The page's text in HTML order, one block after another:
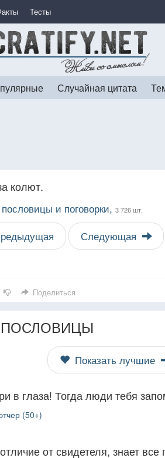
Тесты
Случайная цитата
колют.
и поговорки, 3 726 шт.
Следующая
Поделиться
Показать лучшие
в глаза! Тогда люди тебя
(50+)
от свидетеля, знает все